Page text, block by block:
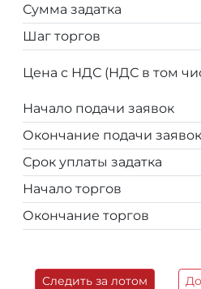
Сумма задатка
Шаг торгов
Цена с НДС (НДС в том
Начало подачи заявок
Окончание подачи заявок
Срок уплаты задатка
Начало торгов
Окончание торгов
Следить за лотом